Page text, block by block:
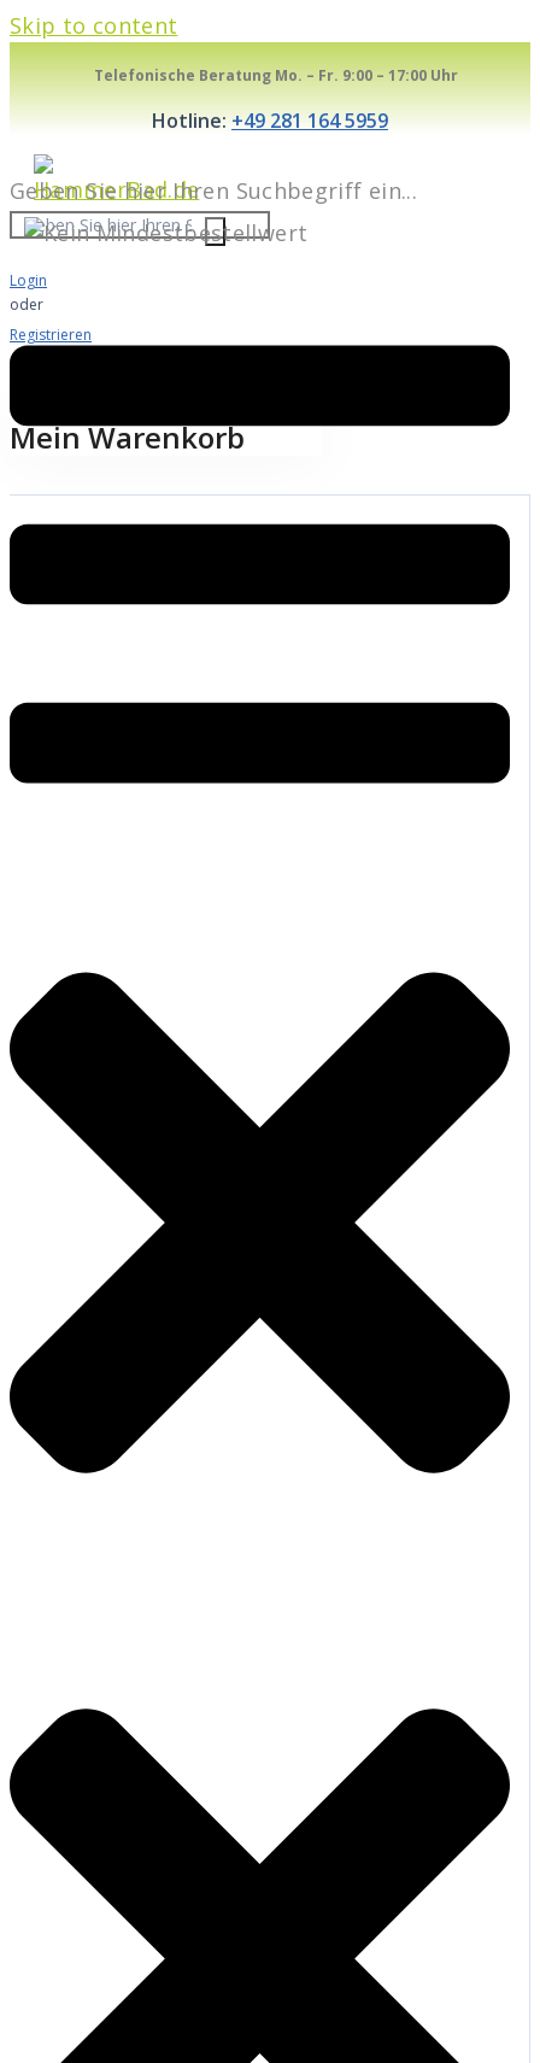
Skip to content
Telefonische Beratung Mo. – Fr. 9:00 – 17:00 Uhr
Hotline:+49 281 164 5959
Geben Sie hier Ihren Suchbegriff ein...
Login
oder
Registrieren
Warenkorb
Mein Warenkorb